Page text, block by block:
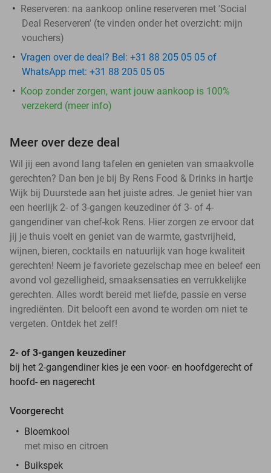
Reserveren: na aankoop online reserveren met 'Social
Deal Reserveren' (te vinden onder het overzicht: mijn
vouchers)
Vragen over de deal? Bel: +31 88 205 05 05 of
WhatsApp met: +31 88 205 05 05
Koop zonder zorgen, want jouw aankoop is 100%
verzekerd (meer info)
Meer over deze deal
Wil jij een avond lang tafelen en genieten van smaakvolle
gerechten? Dan ben je bij By Rens Food & Drinks in hartje
Wijk bij Duurstede aan het juiste adres. Je geniet hier van
een heerlijk 2- of 3-gangen keuzediner óf 3- of 4-
gangendiner van chef-kok Rens. Hier zorgen ze ervoor dat
jij je thuis voelt en geniet van de warmte, gastvrijheid,
wijnen, bieren, cocktails en natuurlijk van hoge kwaliteit
gerechten! Neem je favoriete gezelschap mee en beleef een
avond vol gezelligheid, smaaksensaties en verrukkelijke
gerechten. Alles wordt bereid met liefde, passie en verse
ingrediënten. Dit belooft een avond te worden om niet te
vergeten. Ontdek het zelf!
2- of 3-gangen keuzediner
bij het 2-gangendiner kies je een voor- en hoofdgerecht of
hoofd- en nagerecht
Voorgerecht
Bloemkool
met miso en citroen
Buikspek